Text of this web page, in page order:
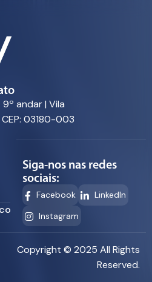
9º andar | Vila
CEP: 03180-003
Siga-nos nas redes
sociais:
Facebook
LinkedIn
Instagram
Copyright © 2025 All Rights
Reserved.